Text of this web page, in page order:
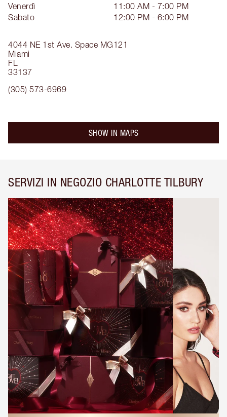
4044 NE 1st Ave. Space MG121
Miami
FL
33137
(305) 573-6969
Venerdì
11:00 AM - 7:00 PM
Sabato
12:00 PM - 6:00 PM
SHOW IN MAPS
SERVIZI IN NEGOZIO CHARLOTTE TILBURY